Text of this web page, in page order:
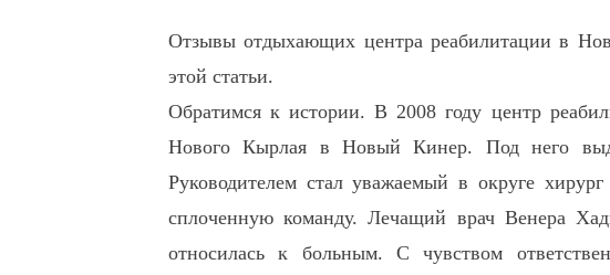
Отзывы отдыхающих центра реабилитации в
этой статьи.
Обратимся к истории. В 2008 году центр
Нового Кырлая в Новый Кинер. Под него
Руководителем стал уважаемый в округе
сплоченную команду. Лечащий врач Венера
относилась к больным. С чувством